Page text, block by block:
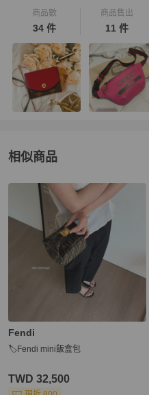
商品數
34 件
商品售出
11 件
相似商品
更多相似Fendi女包推薦精品
Fendi
🏷Fendi mini飯盒包
TWD 32,500